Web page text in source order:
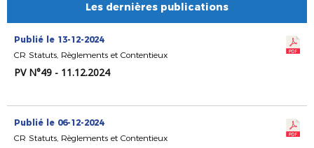
Les dernières publications
Publié le 13-12-2024
CR Statuts, Règlements et Contentieux
PV N°49 - 11.12.2024
Publié le 06-12-2024
CR Statuts, Règlements et Contentieux